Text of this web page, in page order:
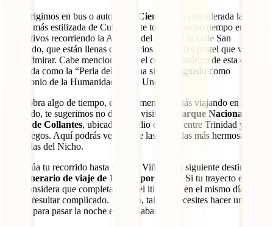
Nos dirigimos en bus o auto hacia Cienfuegos
, considerada la
ciudad más estilizada de Cuba. No te tomará mucho tiempo entender
los motivos recorriendo la Avenida del Prado y la calle San
Fernando, que están llenas de edificios en colores pastel que vale la
pena admirar. Cabe mencionar que el centro histórico de esta ciudad,
conocida como la “Perla del Sur”, ha sido designado como
Patrimonio de la Humanidad por la Unesco.
Si te sobra algo de tiempo, especialmente si estás viajando en auto
alquilado, te sugerimos no dejar de visitar el
Parque Nacional
Topes de Collantes, ubicado a medio camino entre Trinidad y
Cienfuegos. Aquí podrás ver una de las cascadas más hermosas de
Cuba: las del Nicho.
Continúa tu recorrido hasta llegar a Viñales, tu siguiente destino en
itinerario de viaje de 10 días por Cuba
. Si tu trayecto es en
bus, considera que completar todo el itinerario en el mismo día
podría resultar complicado. Por ello, tal vez necesites hacer una
parada para pasar la noche en La Habana.